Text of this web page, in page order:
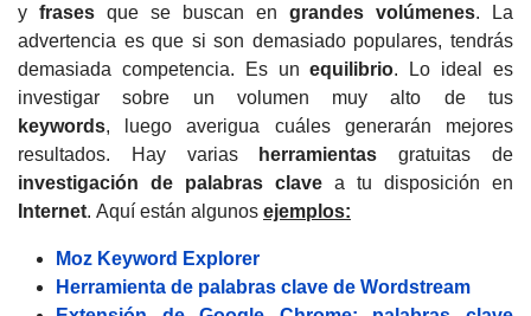
y frases que se buscan en grandes volúmenes.
La
advertencia es que si son demasiado populares, tendrás
demasiada competencia.
Es unequilibrio. Lo ideal es
investigar sobre un volumen muy alto de tus
keywords, luego averigua cuáles generarán mejores
resultados.
Hay varias herramientas gratuitas de
investigación de palabras clave a tu disposición en
Internet. Aquí están algunos ejemplos:
Moz Keyword Explorer
Herramienta de palabras clave de Wordstream